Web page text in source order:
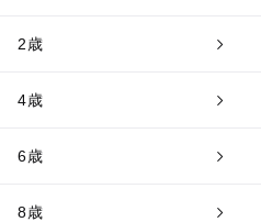
2歳
4歳
6歳
8歳